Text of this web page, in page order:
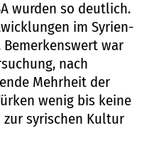
wurden so deutlich.
im Syrien-
war
nach
Mehrheit der
wenig bis keine
syrischen Kultur